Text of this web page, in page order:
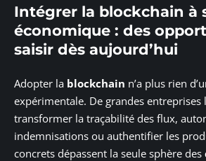
Intégrer la blockchain à
économique : des
saisir dès aujourd’hui
Adopter la blockchain n’a plus rien
expérimentale. De grandes entreprises
transformer la traçabilité des flux,
indemnisations ou authentifier les
concrets dépassent la seule sphère des